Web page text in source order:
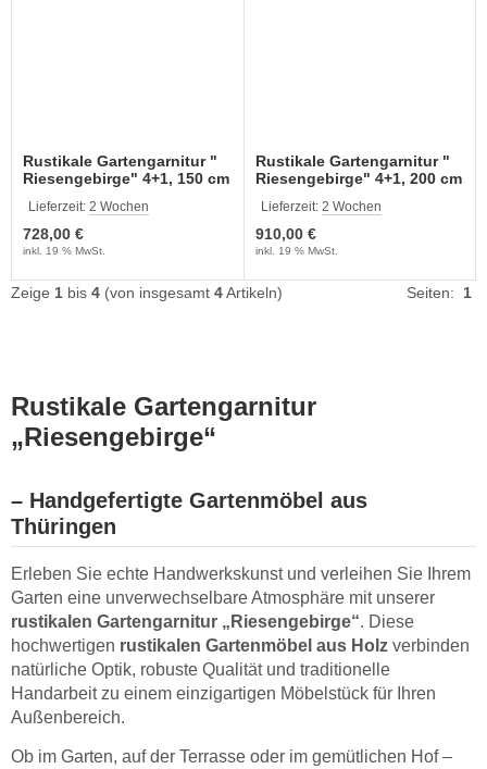
Rustikale Gartengarnitur "
Riesengebirge" 4+1, 150 cm
Lieferzeit: 2 Wochen
728,00 €
inkl. 19 % MwSt.
Rustikale Gartengarnitur "
Riesengebirge" 4+1, 200 cm
Lieferzeit: 2 Wochen
910,00 €
inkl. 19 % MwSt.
Zeige 1 bis 4 (von insgesamt 4Artikeln) Seiten: 1
Rustikale Gartengarnitur
„Riesengebirge“
– Handgefertigte Gartenmöbel aus
Thüringen
Erleben Sie echte Handwerkskunst und verleihen Sie Ihrem
Garten eine unverwechselbare Atmosphäre mit unserer
rustikalen Gartengarnitur „Riesengebirge“. Diese
hochwertigen rustikalen Gartenmöbel aus Holz verbinden
natürliche Optik, robuste Qualität und traditionelle
Handarbeit zu einem einzigartigen Möbelstück für Ihren
Außenbereich.
Ob im Garten, auf der Terrasse oder im gemütlichen Hof –